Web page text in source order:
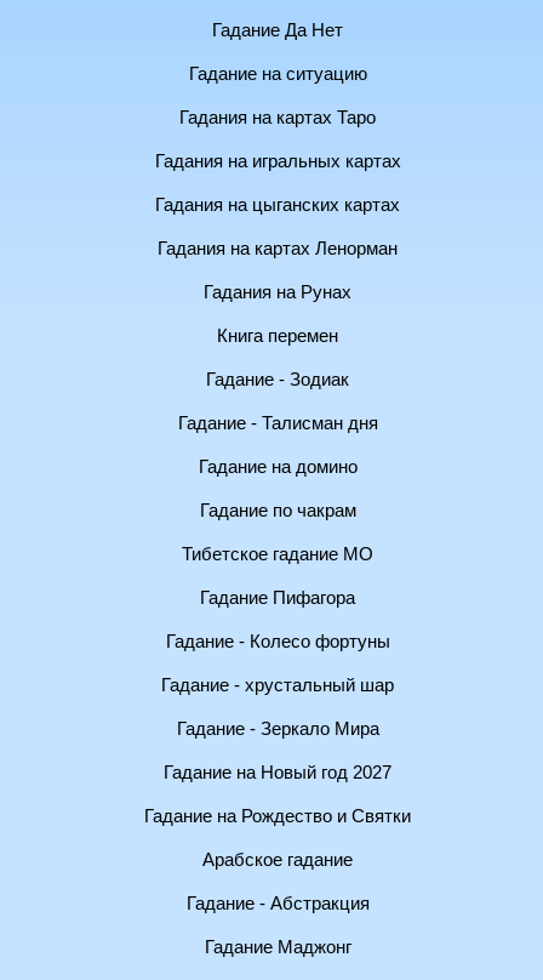
Гадание Да Нет
Гадание на ситуацию
Гадания на картах Таро
Гадания на игральных картах
Гадания на цыганских картах
Гадания на картах Ленорман
Гадания на Рунах
Книга перемен
Гадание - Зодиак
Гадание - Талисман дня
Гадание на домино
Гадание по чакрам
Тибетское гадание МО
Гадание Пифагора
Гадание - Колесо фортуны
Гадание - хрустальный шар
Гадание - Зеркало Мира
Гадание на Новый год 2027
Гадание на Рождество и Святки
Арабское гадание
Гадание - Абстракция
Гадание Маджонг